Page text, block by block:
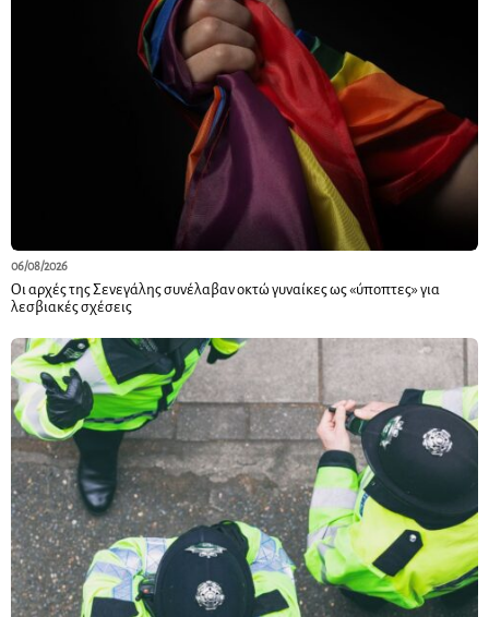
06/08/2026
Οι αρχές της Σενεγάλης συνέλαβαν οκτώ γυναίκες ως «ύποπτες» για
λεσβιακές σχέσεις